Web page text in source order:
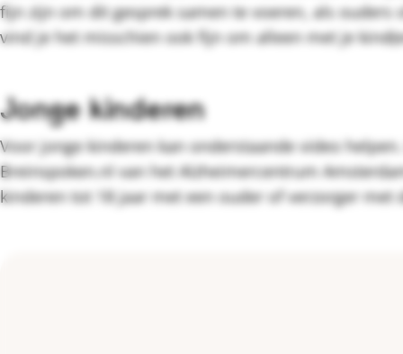
fijn zijn om dit gesprek samen te voeren, als ouders
vind je het misschien ook fijn om alleen met je
Jonge kinderen
Voor jonge kinderen kan onderstaande video
Breinspoken.nl van het Alzheimercentrum
kinderen tot 18 jaar met een ouder of verzorger met